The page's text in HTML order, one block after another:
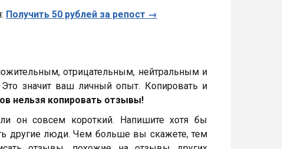
Получить 50 рублей за репост →
отрицательным, нейтральным и
значит ваш личный опыт. Копировать и
нельзя копировать отзывы!
он совсем короткий. Напишите хотя бы
другие люди. Чем больше вы скажете, тем